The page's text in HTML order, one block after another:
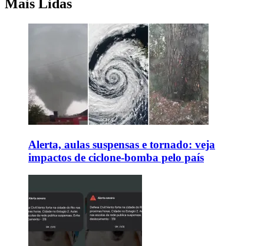
Mais Lidas
Alerta, aulas suspensas e tornado: veja
impactos de ciclone-bomba pelo país